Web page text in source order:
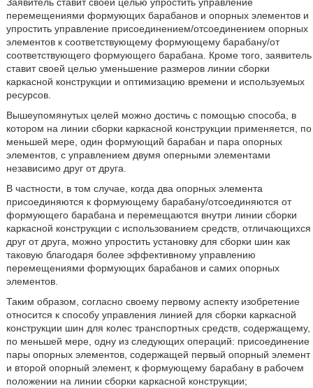
перемещениями формующих барабанов и опорных элементов и
упростить управление присоединением/отсоединением опорных
элементов к соответствующему формующему барабану/от
соответствующего формующего барабана. Кроме того, заявитель
ставит своей целью уменьшение размеров линии сборки
каркасной конструкции и оптимизацию времени и используемых
ресурсов.
Вышеупомянутых целей можно достичь с помощью способа, в
котором на линии сборки каркасной конструкции применяется, по
меньшей мере, один формующий барабан и пара опорных
элементов, с управлением двумя оперными элементами
независимо друг от друга.
В частности, в том случае, когда два опорных элемента
присоединяются к формующему барабану/отсоединяются от
формующего барабана и перемещаются внутри линии сборки
каркасной конструкции с использованием средств, отличающихся
друг от друга, можно упростить установку для сборки шин как
таковую благодаря более эффективному управлению
перемещениями формующих барабанов и самих опорных
элементов.
Таким образом, согласно своему первому аспекту изобретение
относится к способу управления линией для сборки каркасной
конструкции шин для колес транспортных средств, содержащему,
по меньшей мере, одну из следующих операций: присоединение
пары опорных элементов, содержащей первый опорный элемент
и второй опорный элемент, к формующему барабану в рабочем
положении на линии сборки каркасной конструкции;